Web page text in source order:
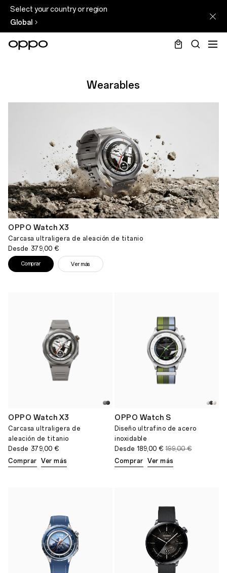
Select your country or region
Global
Wearables
OPPO Watch X3
Carcasa ultraligera de aleación de titanio
Desde 379,00 €
Comprar Ver más
OPPO Watch X3
Carcasa ultraligera de
aleación de titanio
Desde 379,00 €
Comprar
Ver más
OPPO Watch S
Diseño ultrafino de acero
inoxidable
Desde 189,00 € 199,00 €
Comprar
Ver más